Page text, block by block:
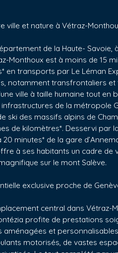
ville et nature à Vétraz-
de la Haute- Savoie,
Monthoux est à moins de 15
en transports par Le Léman
notamment transfrontaliers et
ville à taille humaine tout en
de la métropole
ski des massifs alpins de
de kilomètres*. Desservi par
20 minutes* de la gare
à ses habitants un cadre de
sur le mont Salève.
exclusive proche de
central dans Vétraz-
profite de prestations
aménagées et
motorisés, de vastes